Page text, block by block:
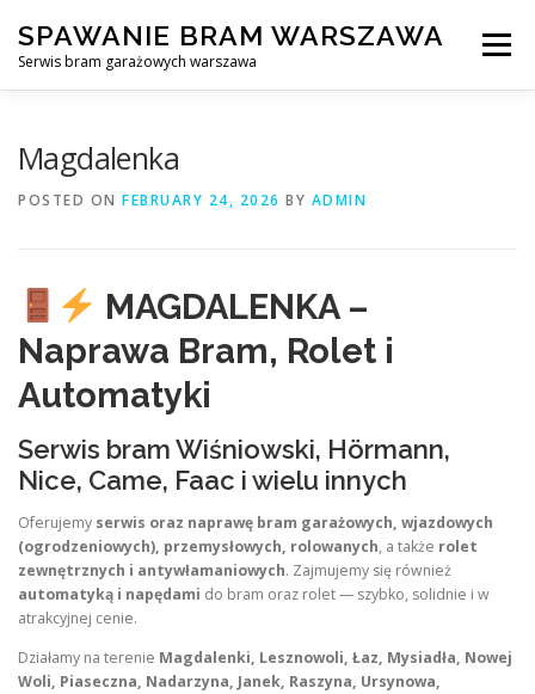
content
SPAWANIE BRAM WARSZAWA
Serwis bram garażowych warszawa
Menu
Magdalenka
POSTED ON FEBRUARY 24, 2026 BY ADMIN
MAGDALENKA –
Naprawa Bram, Rolet i
Automatyki
Serwis bram Wiśniowski, Hörmann,
Nice, Came, Faac i wielu innych
Oferujemy serwis oraz naprawę bram garażowych, wjazdowych
(ogrodzeniowych), przemysłowych, rolowanych, a także rolet
zewnętrznych i antywłamaniowych. Zajmujemy się również
automatyką i napędami do bram oraz rolet — szybko, solidnie i w
atrakcyjnej cenie.
Działamy na terenie Magdalenki, Lesznowoli, Łaz, Mysiadła, Nowej
Woli, Piaseczna, Nadarzyna, Janek, Raszyna, Ursynowa,